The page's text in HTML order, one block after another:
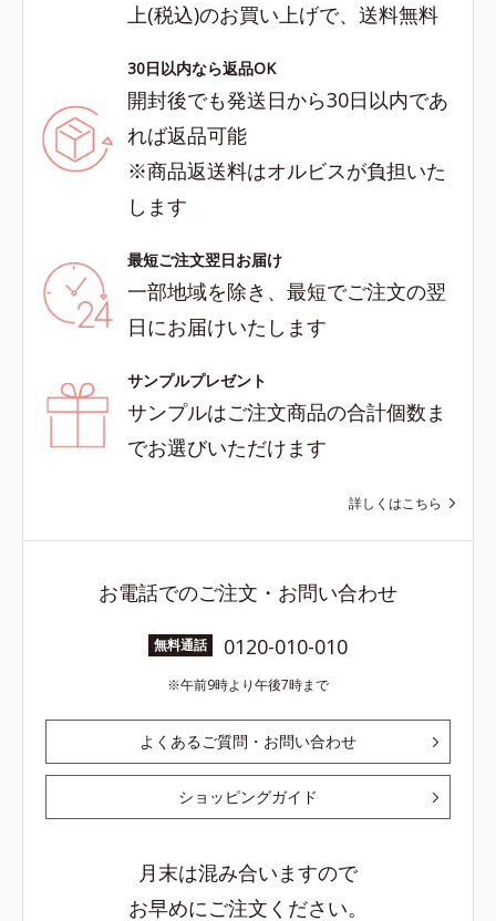
上(税込)のお買い上げで、送料無料
30日以内なら返品OK
開封後でも発送日から30日以内であ
れば返品可能
※商品返送料はオルビスが負担いた
します
最短ご注文翌日お届け
一部地域を除き、最短でご注文の翌
日にお届けいたします
サンプルプレゼント
サンプルはご注文商品の合計個数ま
でお選びいただけます
詳しくはこちら
お電話でのご注文・お問い合わせ
無料通話 0120-010-010
午前9時より午後7時まで
よくあるご質問・お問い合わせ
ショッピングガイド
月末は混み合いますので
お早めにご注文ください。